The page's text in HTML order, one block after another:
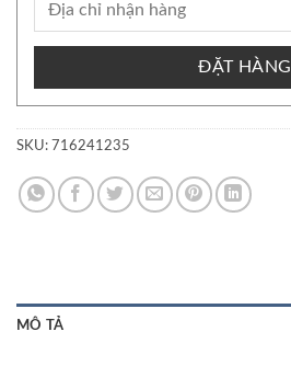
ĐẶT HÀNG
SKU: 716241235
MÔ TẢ